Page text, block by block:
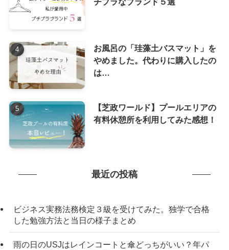
お風呂の「珪藻土バスマット」を
やめました。代わりに購入したの
は…
【芝政ワールド】プールエリアの
有料休憩所を利用してみた感想！
最近の投稿
ビジネス実務法務検定３級を受けてみた。独学で合格
した勉強方法と当日の様子まとめ
雨の日のUSJはレインコートと傘どっちがいい？年パ